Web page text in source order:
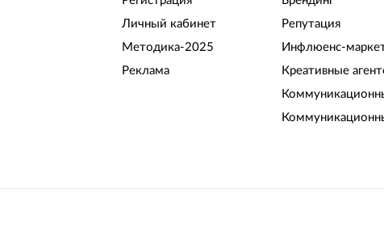
Личный кабинет
Методика-2025
Реклама
Репутация
Инфлюенс-
Креативные